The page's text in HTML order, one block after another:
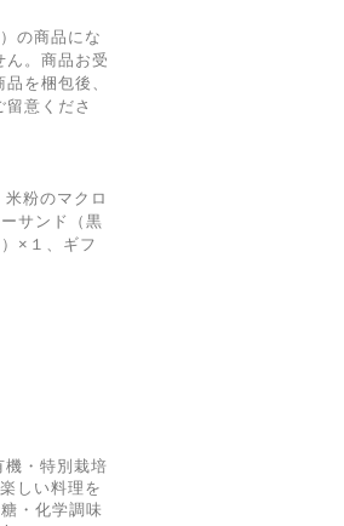
の商品にな
ん。商品お受
を梱包後、
意くださ
粉のマクロ
サンド（黒
×１、ギフ
・特別栽培
しい料理を
・化学調味